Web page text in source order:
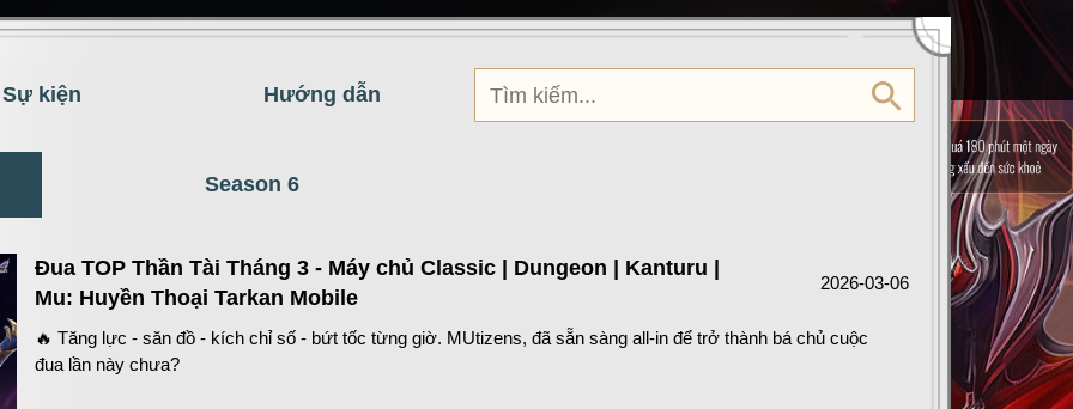
Sự kiện Hướng dẫn
Season 6
Đua TOP Thần Tài Tháng 3 - Máy chủ Classic | Dungeon | Kanturu |
Mu: Huyền Thoại Tarkan Mobile
2026-03-06
🔥 Tăng lực - săn đồ - kích chỉ số - bứt tốc từng giờ. MUtizens, đã sẵn sàng all-in để trở thành bá chủ cuộc
đua lần này chưa?